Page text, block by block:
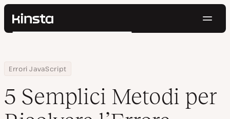
Kinsta®
Prezzi
Contatti
Cerca
Home
Centro Risorse
Blog
Errori JavaScript
5 Semplici Metodi per Risolvere l’Errore “jQuery Is Not Defined”
5 Semplici Metodi per